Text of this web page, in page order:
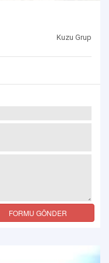
Kuzu Grup
FORMU GÖNDER